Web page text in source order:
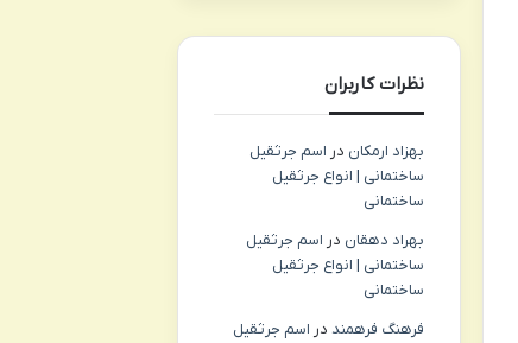
نظرات کاربران
بهزاد ارمکان در اسم جرثقیل
ساختمانی | انواع جرثقیل
ساختمانی
بهراد دهقان در اسم جرثقیل
ساختمانی | انواع جرثقیل
ساختمانی
فرهنگ فرهمند در اسم جرثقیل